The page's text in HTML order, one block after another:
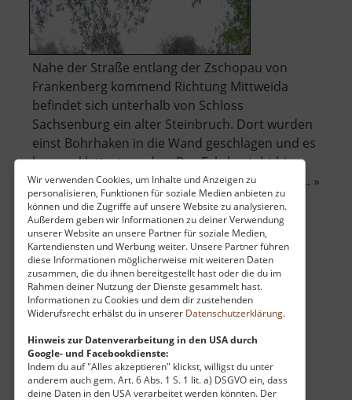
Wir verwenden Cookies, um Inhalte und Anzeigen zu
personalisieren, Funktionen für soziale Medien anbieten zu
können und die Zugriffe auf unsere Website zu analysieren.
Außerdem geben wir Informationen zu deiner Verwendung
unserer Website an unsere Partner für soziale Medien,
Kartendiensten und Werbung weiter. Unsere Partner führen
diese Informationen möglicherweise mit weiteren Daten
zusammen, die du ihnen bereitgestellt hast oder die du im
Rahmen deiner Nutzung der Dienste gesammelt hast.
Informationen zu Cookies und dem dir zustehenden
Widerufsrecht erhälst du in unserer Datenschutzerklärung.
Hinweis zur Datenverarbeitung in den USA durch
Google- und Facebookdienste:
Indem du auf "Alles akzeptieren" klickst, willigst du unter
anderem auch gem. Art. 6 Abs. 1 S. 1 lit. a) DSGVO ein, dass
deine Daten in den USA verarbeitet werden könnten. Der
Nahe der Straße entlang der Zschopau von
Frankenberg kommend Richtung Mittweida
befindet sich unterhalb von Schloss
Sachsenburg ein alter Steinbruch. Dort wurden
einst Bohrhaken in die Wand geschlagen und es
kann geklettert werden. Der Fels besteht hier
aus Gneis und ist zum Teil etwas brüchig. Der .. »
weiterlesenüber
Zschopauwand
Kriebethaler Wände
Sachsen
aktuell vom 01.03.2025 / Zugriffe: 9880
49 km vom aktuellen Standort